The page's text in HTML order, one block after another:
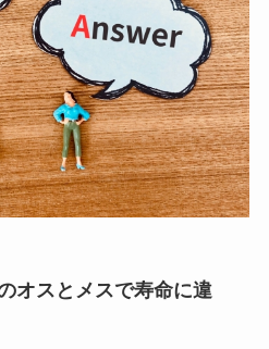
オスとメスで寿命に違